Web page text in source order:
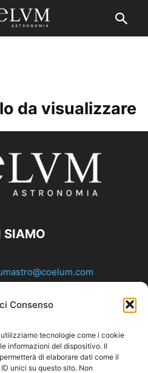
Consenso
tecnologie come i cookie
informazioni del dispositivo. Il
di elaborare dati come il
unici su questo sito. Non
da visualizzare
SIAMO